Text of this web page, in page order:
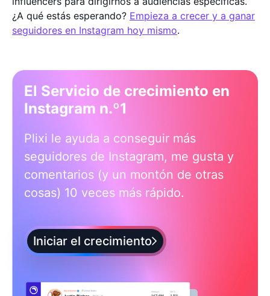
¿A qué estás esperando? Empieza a crecer y a ganar
seguidores en Instagram hoy mismo.
El Servicio de crecimiento en
Instagram n.º1
Plixi le ayuda a conseguir más
seguidores de Instagram, me gusta y
comentarios (y un montón de otras
cosas) 10 veces más rápido.
Iniciar el crecimiento